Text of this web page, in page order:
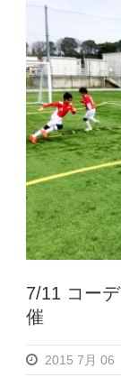
7/11 コー
催
2015 7月 06